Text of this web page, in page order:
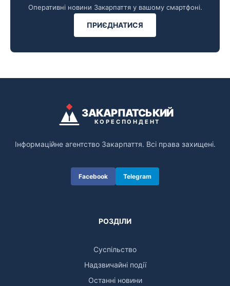
Оперативні новини Закарпаття у вашому смартфоні.
ПРИЄДНАТИСЯ
ЗАКАРПАТСЬКИЙ
КОРЕСПОНДЕНТ
Інформаційне агентство Закарпаття. Всі права захищені.
Facebook Telegram
РОЗДІЛИ
Суспільство
Надзвичайні події
Останні новини